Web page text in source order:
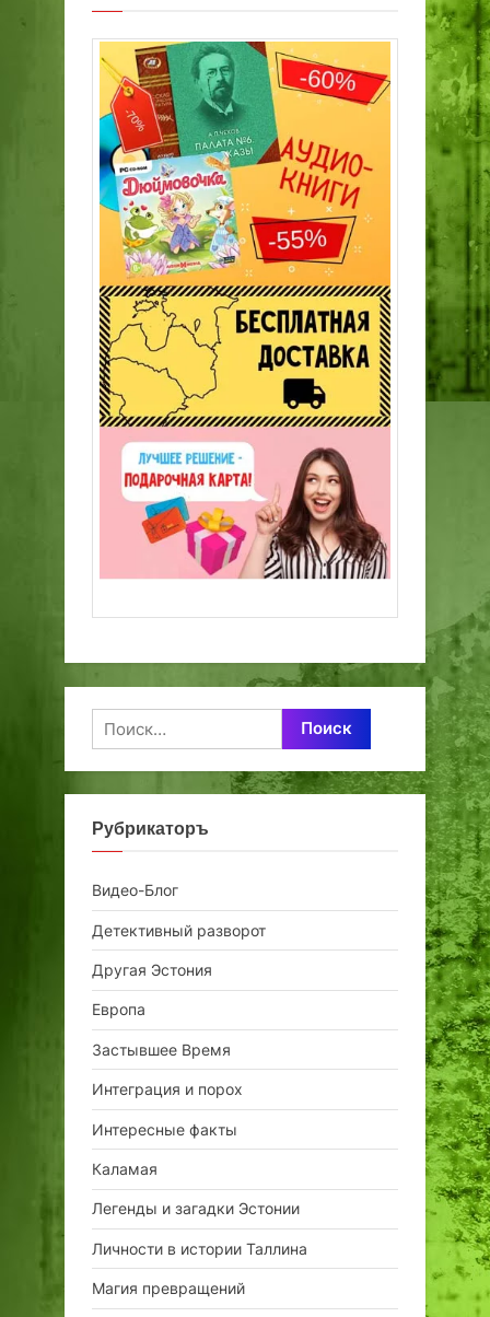
Найти:
Рубрикаторъ
Видео-Блог
Детективный разворот
Другая Эстония
Европа
Застывшее Время
Интеграция и порох
Интересные факты
Каламая
Легенды и загадки Эстонии
Личности в истории Таллина
Магия превращений